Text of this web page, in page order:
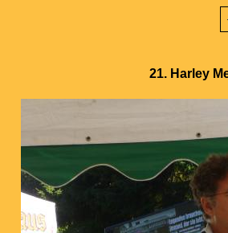
21. Harley